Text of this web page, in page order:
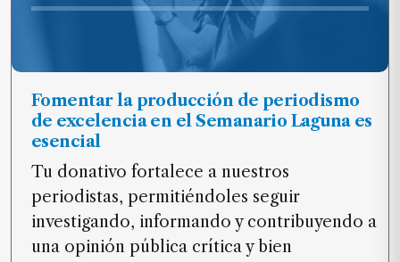
Fomentar la producción de periodismo
de excelencia en el Semanario Laguna es
esencial
Tu donativo fortalece a nuestros
periodistas, permitiéndoles seguir
investigando, informando y contribuyendo a
una opinión pública crítica y bien